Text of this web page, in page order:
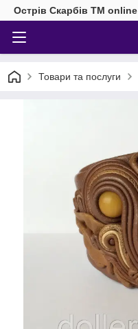
Острів Скарбів TM online
Товари та послуги